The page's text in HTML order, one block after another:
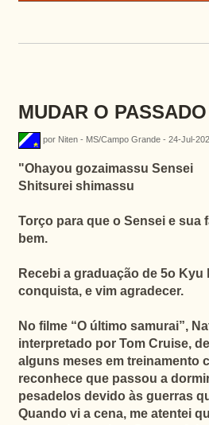
MUDAR O PASSADO
por Niten - MS/Campo Grande - 24-Jul-
"Ohayou gozaimassu Sensei
Shitsurei shimassu
Torço para que o Sensei e sua
bem.
Recebi a graduação de 5o
conquista, e vim agradecer.
No filme “O último samurai”,
interpretado por Tom Cruise,
alguns meses em treinamento
reconhece que passou a
pesadelos devido às guerras
Quando vi a cena, me atentei